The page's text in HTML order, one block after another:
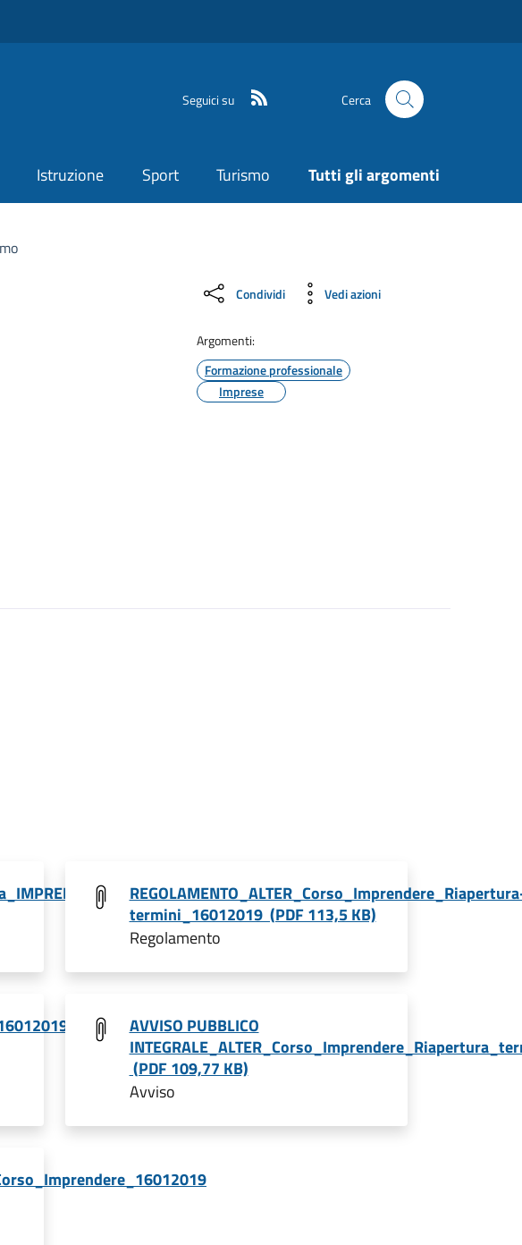
Seguici su Cerca
Istruzione Sport Turismo Tutti gli argomenti
Condividi Vedi azioni
Argomenti:
Formazione professionale
Imprese
termini_16012019 (PDF 113,5 KB)
Regolamento
AVVISO PUBBLICO
(PDF 109,77 KB)
Avviso